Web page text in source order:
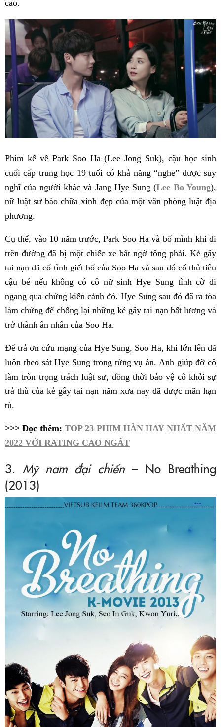
cao.
Phim kể về Park Soo Ha (Lee Jong Suk), cậu học sinh
cuối cấp trung học 19 tuổi có khả năng “nghe” được suy
nghĩ của người khác và Jang Hye Sung (Lee Bo Young),
nữ luật sư bào chữa xinh đẹp của một văn phòng luật địa
phương.
Cụ thể, vào 10 năm trước, Park Soo Ha và bố mình khi đi
trên đường đã bị một chiếc xe bất ngờ tông phải. Kẻ gây
tai nạn đã cố tình giết bố của Soo Ha và sau đó cố thủ tiêu
cậu bé nếu không có cô nữ sinh Hye Sung tình cờ đi
ngang qua chứng kiến cảnh đó. Hye Sung sau đó đã ra tòa
làm chứng để chống lại những kẻ gây tai nạn bất lương và
trở thành ân nhân của Soo Ha.
Để trả ơn cứu mạng của Hye Sung, Soo Ha, khi lớn lên đã
luôn theo sát Hye Sung trong từng vụ án. Anh giúp đỡ cô
làm tròn trọng trách luật sư, đồng thời bảo vệ cô khỏi sự
trả thù của kẻ gây tai nạn năm xưa nay đã được mãn hạn
tù.
>>> Đọc thêm: TOP 23 PHIM HÀN HAY NHẤT NĂM
2022 VỚI RATING CAO NGẤT
3. Mỹ nam đại chiến– No Breathing
(2013)